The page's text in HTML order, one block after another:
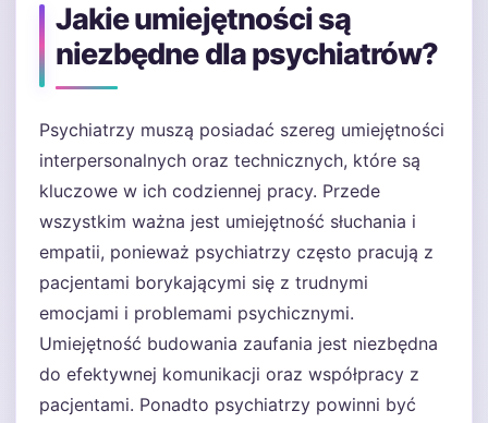
Jakie umiejętności są
niezbędne dla psychiatrów?
Psychiatrzy muszą posiadać szereg umiejętności
interpersonalnych oraz technicznych, które są
kluczowe w ich codziennej pracy. Przede
wszystkim ważna jest umiejętność słuchania i
empatii, ponieważ psychiatrzy często pracują z
pacjentami borykającymi się z trudnymi
emocjami i problemami psychicznymi.
Umiejętność budowania zaufania jest niezbędna
do efektywnej komunikacji oraz współpracy z
pacjentami. Ponadto psychiatrzy powinni być